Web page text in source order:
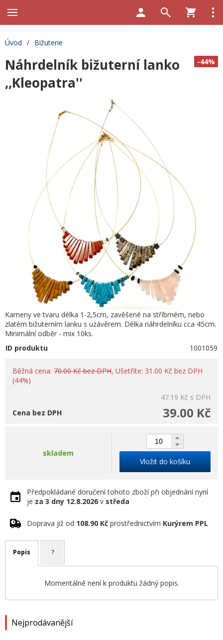
Nejprodávanější
Úvod / Bižuterie
-44%
Náhrdelník bižuterní lanko
,,Kleopatra''
Kameny ve tvaru délka 1-2,5cm, zavěšené na stříbrném, nebo
zlatém bižuterním lanku s uzávěrem. Délka náhrdelníku cca 45cm.
Minimální odběr - mix 10ks.
ID produktu
1001059
Běžná cena: 70.00 Kč bez DPH, Ušetříte: 31.00 Kč bez DPH
(44%)
47.19 Kč s DPH
39.00 Kč
Cena bez DPH
skladem
Vložit do košíku
Předpokládané doručení tohoto zboží při objednání nyní
je za 3 dny 12.8.2026 v středa
Doprava již od 108.90 Kč prostřednictvím Kurýrem PPL
Popis ?
Momentálně není k produktu žádný popis.